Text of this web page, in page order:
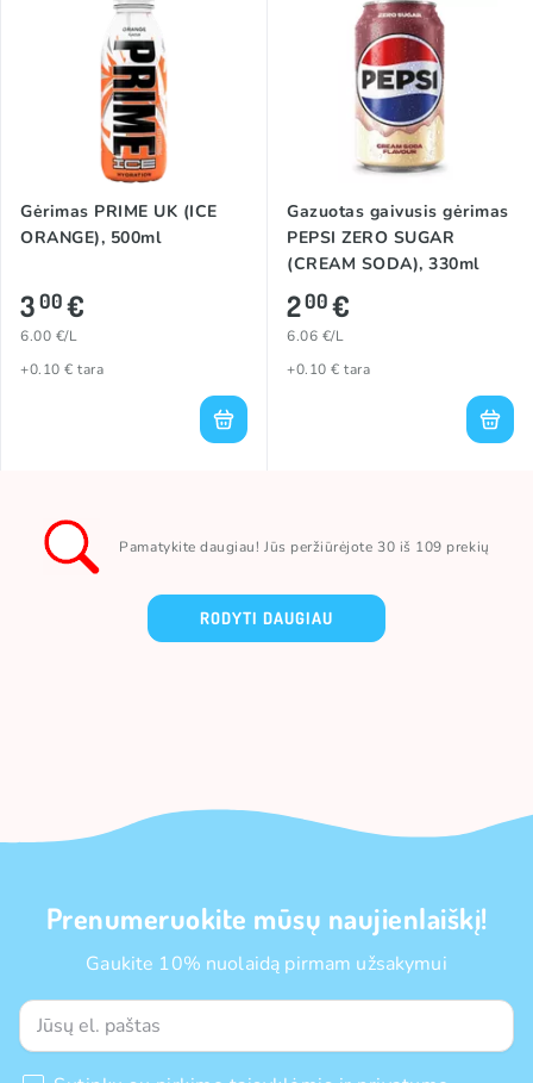
Gėrimas PRIME UK (ICE
ORANGE), 500ml
300€
6.00 €/L
+0.10 € tara
Gazuotas gaivusis gėrimas
PEPSI ZERO SUGAR
(CREAM SODA), 330ml
200€
6.06 €/L
+0.10 € tara
Pamatykite daugiau! Jūs peržiūrėjote 30 iš 109 prekių
RODYTI DAUGIAU
Prenumeruokite mūsų naujienlaiškį!
Gaukite 10% nuolaidą pirmam užsakymui